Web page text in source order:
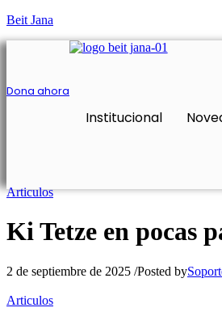
Beit Jana
Dona ahora
Institucional
Articulos
Ki Tetze en pocas
2 de septiembre de 2025 /Posted by
Articulos